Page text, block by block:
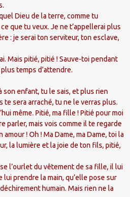
Dieu de la terre, comme tu
que tu veux. Je ne t’appellerai plus
: je serai ton serviteur, ton esclave,
Mais pitié, pitié ! Sauve-toi pendant
temps d’attendre.
son enfant, tu le sais, et plus rien
te sera arraché, tu ne le verras plus.
même. Pitié, ma fille ! Pitié pour moi
parler, mais vois comme il te regarde
! Oh ! Ma Dame, ma Dame, toi la
la lumière et la joie de ton fils, pitié,
l’ourlet du vêtement de sa fille, il lui
prendre la main, qu’elle pose sur
humain. Mais rien ne la